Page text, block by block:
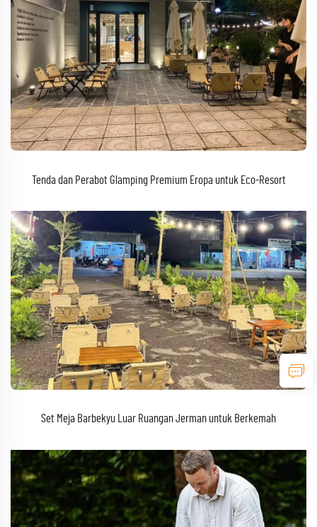
Tenda dan Perabot Glamping Premium Eropa untuk Eco-Resort
Set Meja Barbekyu Luar Ruangan Jerman untuk Berkemah